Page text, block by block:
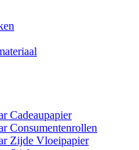
Cadeaupapier
Consumentenrollen
Zijde Vloeipapier